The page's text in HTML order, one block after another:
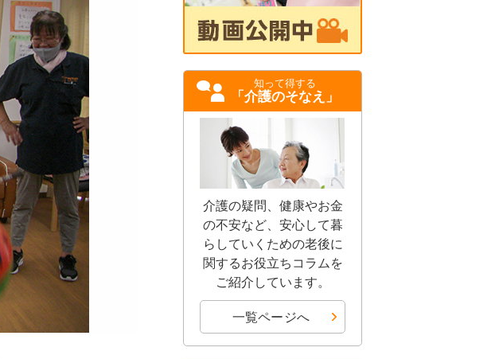
知って得する
「介護のそなえ」
介護の疑問、健康やお金
の不安など、安心して暮
らしていくための老後に
関するお役立ちコラムを
ご紹介しています。
一覧ページへ